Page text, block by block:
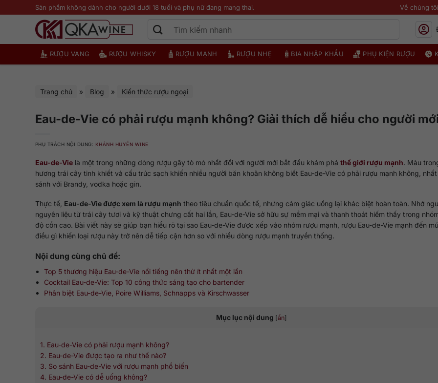
qua
Sản phẩm không dành cho người dưới 18 tuổi và phụ nữ đang mang thai. Về chúng tôi
RƯỢU VANG RƯỢU WHISKY RƯỢU MẠNH RƯỢU NHẸ BIA NHẬP KHẨU PHỤ KIỆN RƯỢU
Trang chủ » Blog » Kiến thức rượu ngoại
Eau-de-Vie có phải rượu mạnh không? Giải thích dễ hiểu cho người mới
PHỤ TRÁCH NỘI DUNG: KHÁNH HUYỀN WINE
Eau-de-Vie là một trong những dòng rượu gây tò mò nhất đối với người mới bắt đầu khám phá thế giới rượu mạnh. Màu
hương trái cây tinh khiết và cấu trúc sạch khiến nhiều người băn khoăn không biết Eau-de-Vie có phải rượu mạnh không,
sánh với Brandy, vodka hoặc gin.
Thực tế, Eau-de-Vie được xem là rượu mạnh theo tiêu chuẩn quốc tế, nhưng cảm giác uống lại khác biệt hoàn toàn. Nhờ
nguyên liệu từ trái cây tươi và kỹ thuật chưng cất hai lần, Eau-de-Vie sở hữu sự mềm mại và thanh thoát hiếm thấy trong
độ cồn cao. Bài viết này sẽ giúp bạn hiểu rõ tại sao Eau-de-Vie được xếp vào nhóm rượu mạnh, rượu Eau-de-Vie mạnh đến
điều gì khiến loại rượu này trở nên dễ tiếp cận hơn so với nhiều dòng rượu mạnh truyền thống.
Nội dung cùng chủ đề:
Top 5 thương hiệu Eau-de-Vie nổi tiếng nên thử ít nhất một lần
Cocktail Eau-de-Vie: Top 10 công thức sáng tạo cho bartender
Phân biệt Eau-de-Vie, Poire Williams, Schnapps và Kirschwasser
Mục lục nội dung [ẩn]
1. Eau-de-Vie có phải rượu mạnh không?
2. Eau-de-Vie được tạo ra như thế nào?
3. So sánh Eau-de-Vie với rượu mạnh phổ biến
4. Eau-de-Vie có dễ uống không?